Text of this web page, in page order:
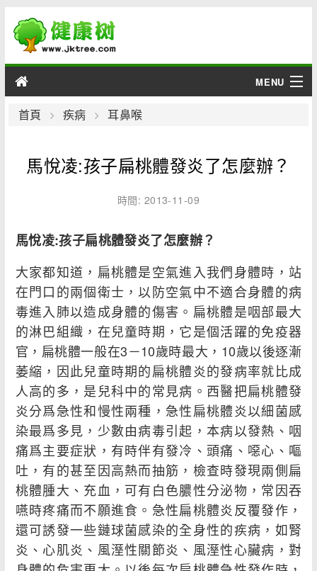
MENU
男性
疾病
首頁 疾病 耳鼻喉
馬悅凌:孩子扁桃體發炎了怎麼辦？
時間: 2013-11-09
馬悅凌:孩子扁桃體發炎了怎麼辦？
大家都知道，扁桃體是空氣進入我們身體時，站
在門口的兩個衛士，以防空氣中不適合身體的病
毒進入肺以造成身體的傷害。扁桃體是咽部最大
的淋巴組織，在兒童時期，它是個活躍的免疫器
官，扁桃體一般在3－10歲時最大，10歲以後逐漸
萎縮，因此兒童時期的扁桃體炎的發病率就比成
人高的多，是兒科中的常見病。西醫把扁桃體發
炎分爲急性和慢性兩種，急性扁桃體炎以細菌感
染最爲多見，少數由病毒引起，本病以發熱、咽
痛爲主要症狀，有時伴有發冷、頭痛、噁心、嘔
吐，有的甚至因高熱而抽筋，檢查時發現兩側扁
桃體腫大、充血，可有白色膿性分泌物，常因吞
嚥時疼痛而不願進食。急性扁桃體炎反覆發作，
還可誘發一些鏈球菌感染的全身性的疾病，如腎
炎、心肌炎、風溼性關節炎、風溼性心臟病，對